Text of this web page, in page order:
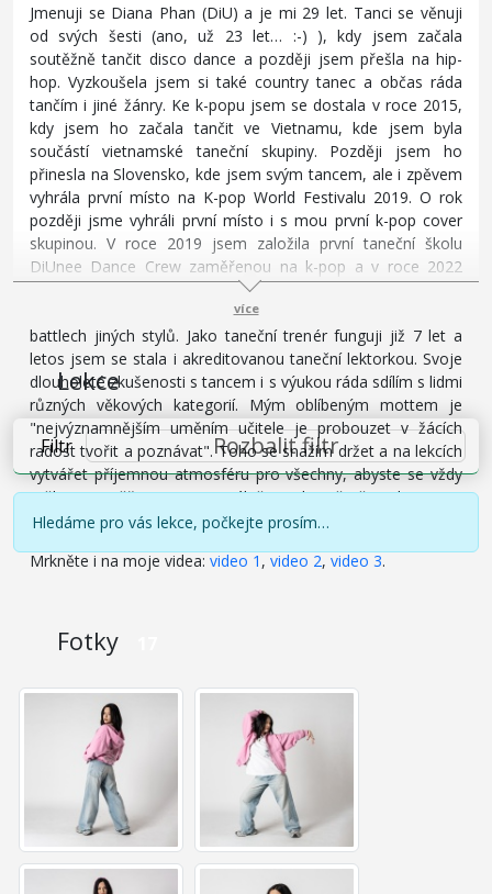
Jmenuji se Diana Phan (DiU) a je mi 29 let. Tanci se věnuji
od svých šesti (ano, už 23 let… :-) ), kdy jsem začala
soutěžně tančit disco dance a později jsem přešla na hip-
hop. Vyzkoušela jsem si také country tanec a občas ráda
tančím i jiné žánry. Ke k-popu jsem se dostala v roce 2015,
kdy jsem ho začala tančit ve Vietnamu, kde jsem byla
součástí vietnamské taneční skupiny. Později jsem ho
přinesla na Slovensko, kde jsem svým tancem, ale i zpěvem
vyhrála první místo na K-pop World Festivalu 2019. O rok
později jsme vyhráli první místo i s mou první k-pop cover
skupinou. V roce 2019 jsem založila první taneční školu
DiUnee Dance Crew zaměřenou na k-pop a v roce 2022
jsme se rozšířili i do České republiky. Za sebou mám
nespočet vystoupení a soutěží, jak v k-popu, tak i v různých
battlech jiných stylů. Jako taneční trenér funguji již 7 let a
letos jsem se stala i akreditovanou taneční lektorkou. Svoje
dlouholeté zkušenosti s tancem i s výukou ráda sdílím s lidmi
různých věkových kategorií. Mým oblíbeným mottem je
"nejvýznamnějším uměním učitele je probouzet v žácích
radost tvořit a poznávat". Toho se snažím držet a na lekcích
vytvářet příjemnou atmosféru pro všechny, abyste se vždy
měli na co těšit :-). Momentálně se aktivně věnuji k-popu a
commercial/mtv stylu tance nebo takzvanému fusion.
Mrkněte i na moje videa: video 1 , video 2, video 3.
více
Lekce
Filtr Rozbalit filtr
Hledáme pro vás lekce, počkejte prosím…
Fotky